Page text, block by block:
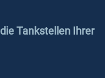
Tankstellen Ihrer